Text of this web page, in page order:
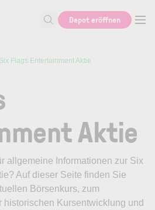
Suche nach Aktie, Autor...
Depot eröffnen
Six Flags Entertainment Aktie
Aktie
allgemeine Informationen zur Six
Auf dieser Seite finden Sie
Börsenkurs, zum
historischen Kursentwicklung und